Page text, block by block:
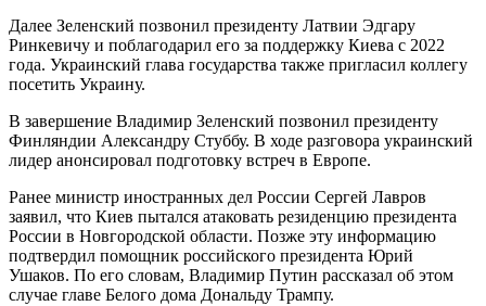
Далее Зеленский позвонил президенту Латвии Эдгару
Ринкевичу и поблагодарил его за поддержку Киева с 2022
года. Украинский глава государства также пригласил коллегу
посетить Украину.
В завершение Владимир Зеленский позвонил президенту
Финляндии Александру Стуббу. В ходе разговора украинский
лидер анонсировал подготовку встреч в Европе.
Ранее министр иностранных дел России Сергей Лавров
заявил, что Киев пытался атаковать резиденцию президента
России в Новгородской области. Позже эту информацию
подтвердил помощник российского президента Юрий
Ушаков. По его словам, Владимир Путин рассказал об этом
случае главе Белого дома Дональду Трампу.